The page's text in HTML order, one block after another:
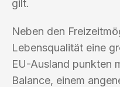
gilt.
Neben den
Lebensqualität eine
EU-Ausland punkten
Balance, einem